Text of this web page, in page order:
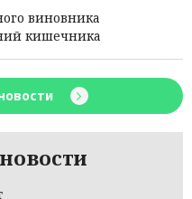
виновника
кишечника